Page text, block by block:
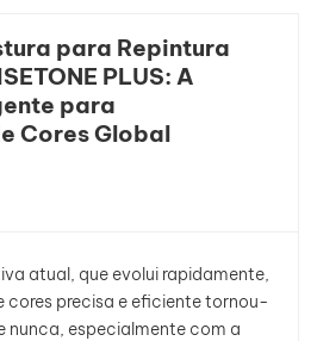
日本語
بالعربية
para Repintura
PLUS: A
para
Cores Global
atual, que evolui rapidamente,
cores precisa e eficiente tornou-
nunca, especialmente com a